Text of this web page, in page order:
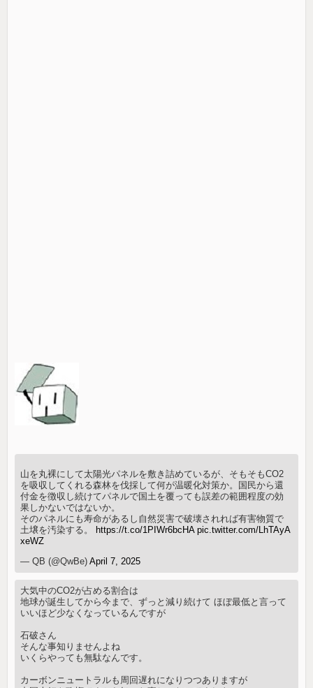
山を丸裸にして太陽光パネルを敷き詰めているが、そもそもCO2
を吸収してくれる森林を伐採して何が温暖化対策か。国民から還
付金を徴収し続けてパネルで国土を覆っても誤差の範囲程度の効
果しかないではないか。
そのパネルにも寿命があるし自然災害で破壊されれば有害物質で
土壌を汚染する。 https://t.co/1PIWr6bcHA pic.twitter.com/LhTAyA
xeWZ
— QB (@QwBe)April 7, 2025
大気中のCO2が占める割合は
地球が誕生してから今まで、ずっと減り続けて ほぼ最低と言って
いいほど少なくなっているんですが
石破さん
そんな事知りませんよね
いくらやっても無駄なんです。
カーボンニュートラルも周回遅れになりつつありますが